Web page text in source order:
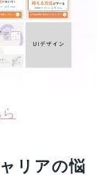
リアの悩